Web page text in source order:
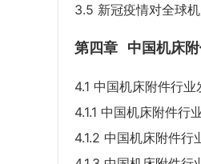
3.5 新冠疫情对全球
第四章 中国机床
4.1 中国机床附件行业
4.1.1 中国机床附件行
4.1.2 中国机床附件行